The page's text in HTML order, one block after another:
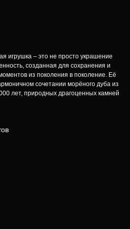
игрушка – это не просто украшение
созданная для сохранения и
из поколения в поколение. Её
сочетании морёного дуба из
лет, природных драгоценных камней